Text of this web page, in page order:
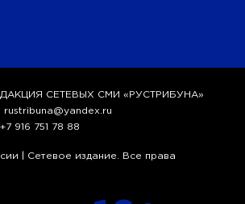
СЕТЕВЫХ СМИ «РУСТРИБУНА»
916 751 78 88
| Сетевое издание. Все права